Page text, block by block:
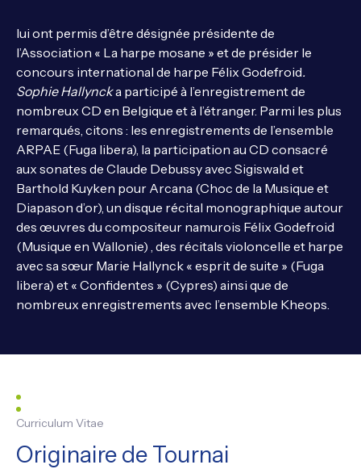
lui ont permis d’être désignée présidente de
l’Association « La harpe mosane » et de présider le
concours international de harpe Félix Godefroid.
Sophie Hallyncka participé à l’enregistrement de
nombreux CD en Belgique et à l’étranger. Parmi les plus
remarqués, citons : les enregistrements de l’ensemble
ARPAE (Fuga libera), la participation au CD consacré
aux sonates de Claude Debussy avec Sigiswald et
Barthold Kuyken pour Arcana (Choc de la Musique et
Diapason d’or), un disque récital monographique autour
des œuvres du compositeur namurois Félix Godefroid
(Musique en Wallonie) , des récitals violoncelle et harpe
avec sa sœur Marie Hallynck « esprit de suite » (Fuga
libera) et « Confidentes » (Cypres) ainsi que de
nombreux enregistrements avec l’ensemble Kheops.
Curriculum Vitae
Originaire de Tournai